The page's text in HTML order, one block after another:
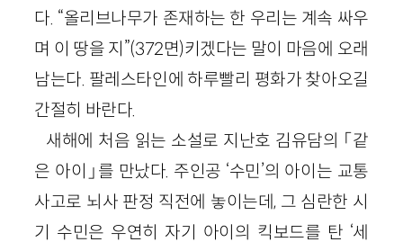
다. “올리브나무가 존재하는 한 우리는 계속 싸우
며 이 땅을 지”(372면)키겠다는 말이 마음에 오래
남는다. 팔레스타인에 하루빨리 평화가 찾아오길
간절히 바란다.
새해에 처음 읽는 소설로 지난호 김유담의 「같
은 아이」를 만났다. 주인공 ‘수민’의 아이는 교통
사고로 뇌사 판정 직전에 놓이는데, 그 심란한 시
기 수민은 우연히 자기 아이의 킥보드를 탄 ‘세